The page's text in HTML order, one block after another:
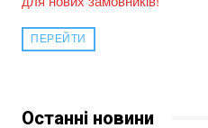
ПЕРЕЙТИ
Останні новини